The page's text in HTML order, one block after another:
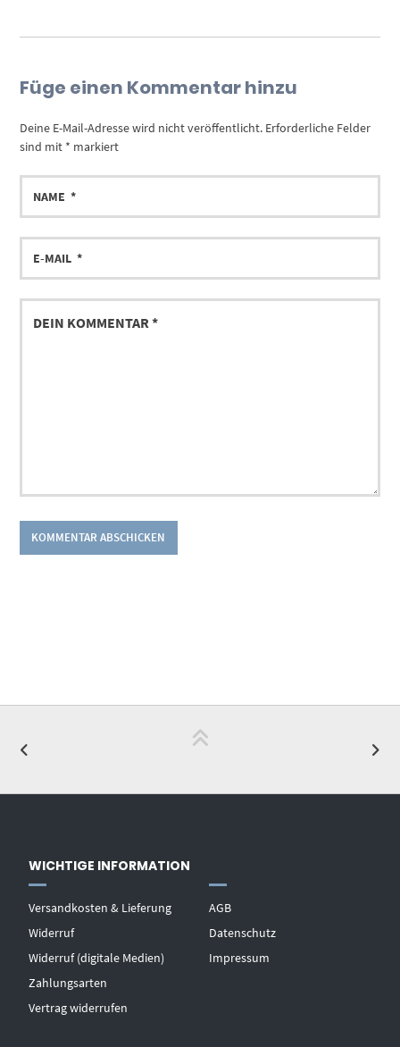
Füge einen Kommentar hinzu
Deine E-Mail-Adresse wird nicht veröffentlicht. Erforderliche Felder
sind mit * markiert
NAME
E-
MAIL
DEIN
KOMMENTAR
WICHTIGE INFORMATION
Versandkosten & Lieferung
Widerruf
Widerruf (digitale Medien)
Zahlungsarten
Vertrag widerrufen
AGB
Datenschutz
Impressum